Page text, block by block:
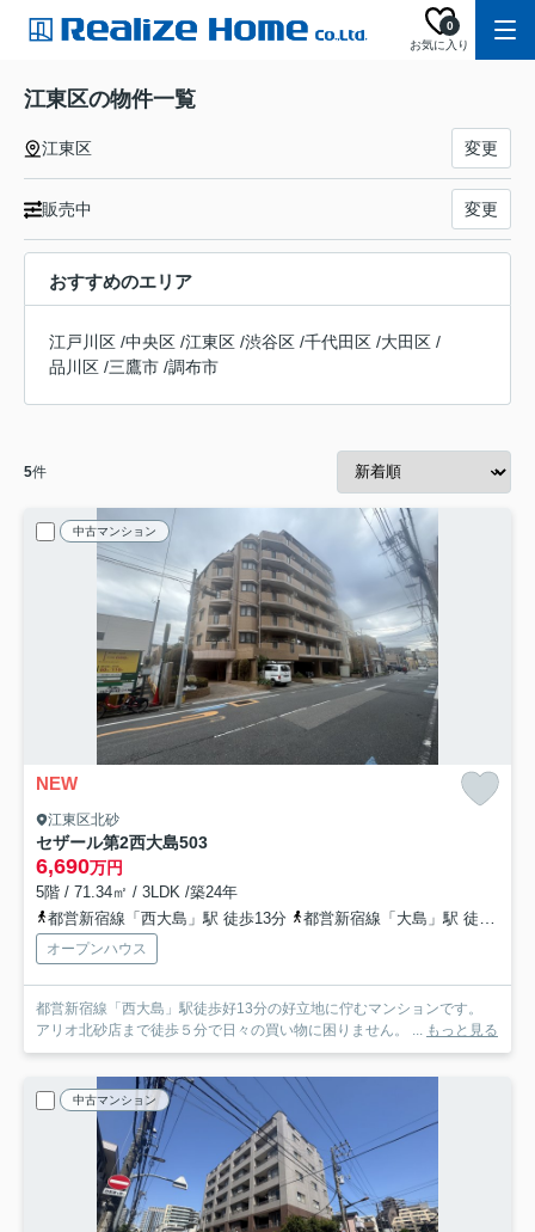
お気に入り
0
江東区の物件一覧
江東区 変更
販売中 変更
おすすめのエリア
江戸川区 /中央区 /江東区 /渋谷区 /千代田区 /大田区 /
品川区 /三鷹市 /調布市
5件
中古マンション
NEW
江東区北砂
セザール第2西大島503
6,690万円
5階 / 71.34㎡ / 3LDK /築24年
都営新宿線「西大島」駅 徒歩13分
都営新宿線「大島」駅 徒歩20分
オープンハウス
都営新宿線「西大島」駅徒歩好13分の好立地に佇むマンションです。
アリオ北砂店まで徒歩５分で日々の買い物に困りません。 ... もっと見る
中古マンション